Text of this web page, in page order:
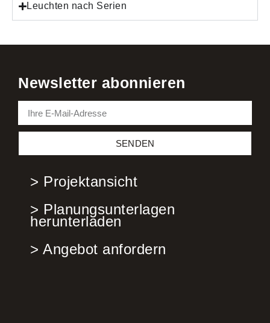
Leuchten nach Serien
Newsletter abonnieren
SENDEN
> Projektansicht
> Planungsunterlagen
herunterladen
> Angebot anfordern